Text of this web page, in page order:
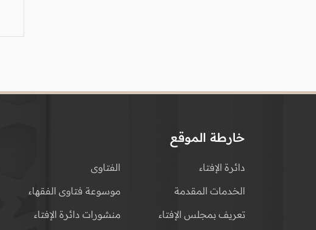
خارطة الموقع
دائرة الإفتاء
الخدمات المقدمة
تعريف بمجلس الإفتاء
الفتاوى
موسوعة فتاوى الفقهاء
منشورات دائرة الإفتاء